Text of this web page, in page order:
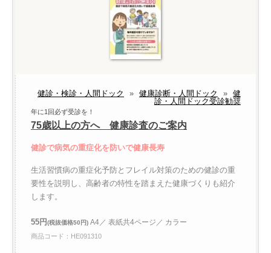
健診・検診・人間ドック » 健康診断・人間ドック » 健
診・人間ドック受診勧奨
年に1回必ず受診を！
75歳以上の方へ 健康診査のご案内
健診で病気の重症化を防いで健康長寿
生活習慣病の重症化予防とフレイル対策のための健診の重
要性を説明し、高齢者の特性を踏まえた健康づくりも紹介
します。
55円(税抜価格50円) A4／ 表紙共4ページ／ カラー
商品コード：HE091310